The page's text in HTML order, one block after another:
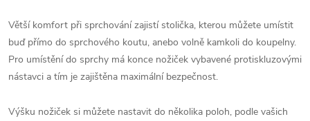
Větší komfort při sprchování zajistí stolička, kterou můžete umístit
buď přímo do sprchového koutu, anebo volně kamkoli do koupelny.
Pro umístění do sprchy má konce nožiček vybavené protiskluzovými
nástavci a tím je zajištěna maximální bezpečnost.
Výšku nožiček si můžete nastavit do několika poloh, podle vašich